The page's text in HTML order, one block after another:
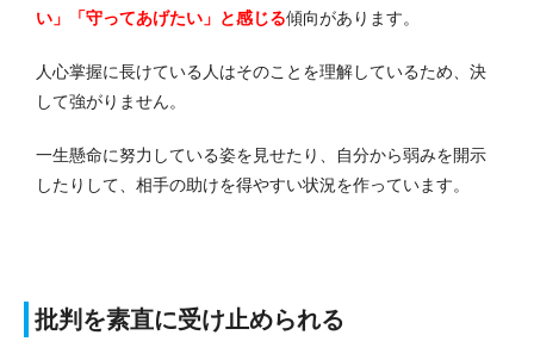
い」「守ってあげたい」と感じる傾向があります。
人心掌握に長けている人はそのことを理解しているため、決
して強がりません。
一生懸命に努力している姿を見せたり、自分から弱みを開示
したりして、相手の助けを得やすい状況を作っています。
批判を素直に受け止められる